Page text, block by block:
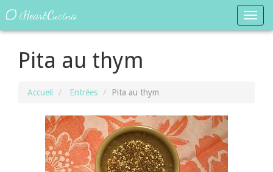
iHeartCucina
Pita au thym
Accueil Entrées Pita au thym